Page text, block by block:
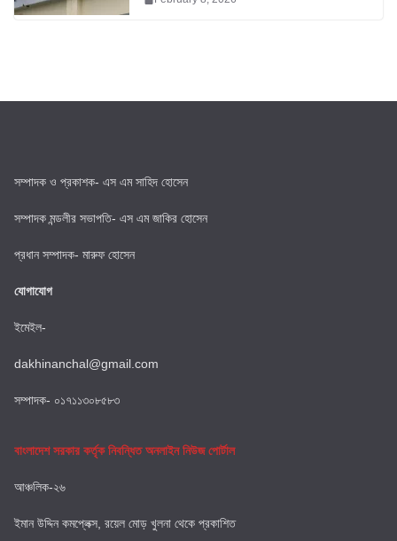
সম্পাদক ও প্রকাশক- এস এম সাহিদ হোসেন
সম্পাদক মন্ডলীর সভাপতি- এস এম জাকির হোসেন
প্রধান সম্পাদক- মারুফ হোসেন
যোগাযোগ
ইমেইল-
dakhinanchal@gmail.com
সম্পাদক- ০১৭১১৩০৮৫৮৩
বাংলাদেশ সরকার কর্তৃক নিবন্ধিত অনলাইন নিউজ পোর্টাল
আঞ্চলিক-২৬
ইমান উদ্দিন কমপ্লেক্স, রয়েল মোড় খুলনা থেকে প্রকাশিত